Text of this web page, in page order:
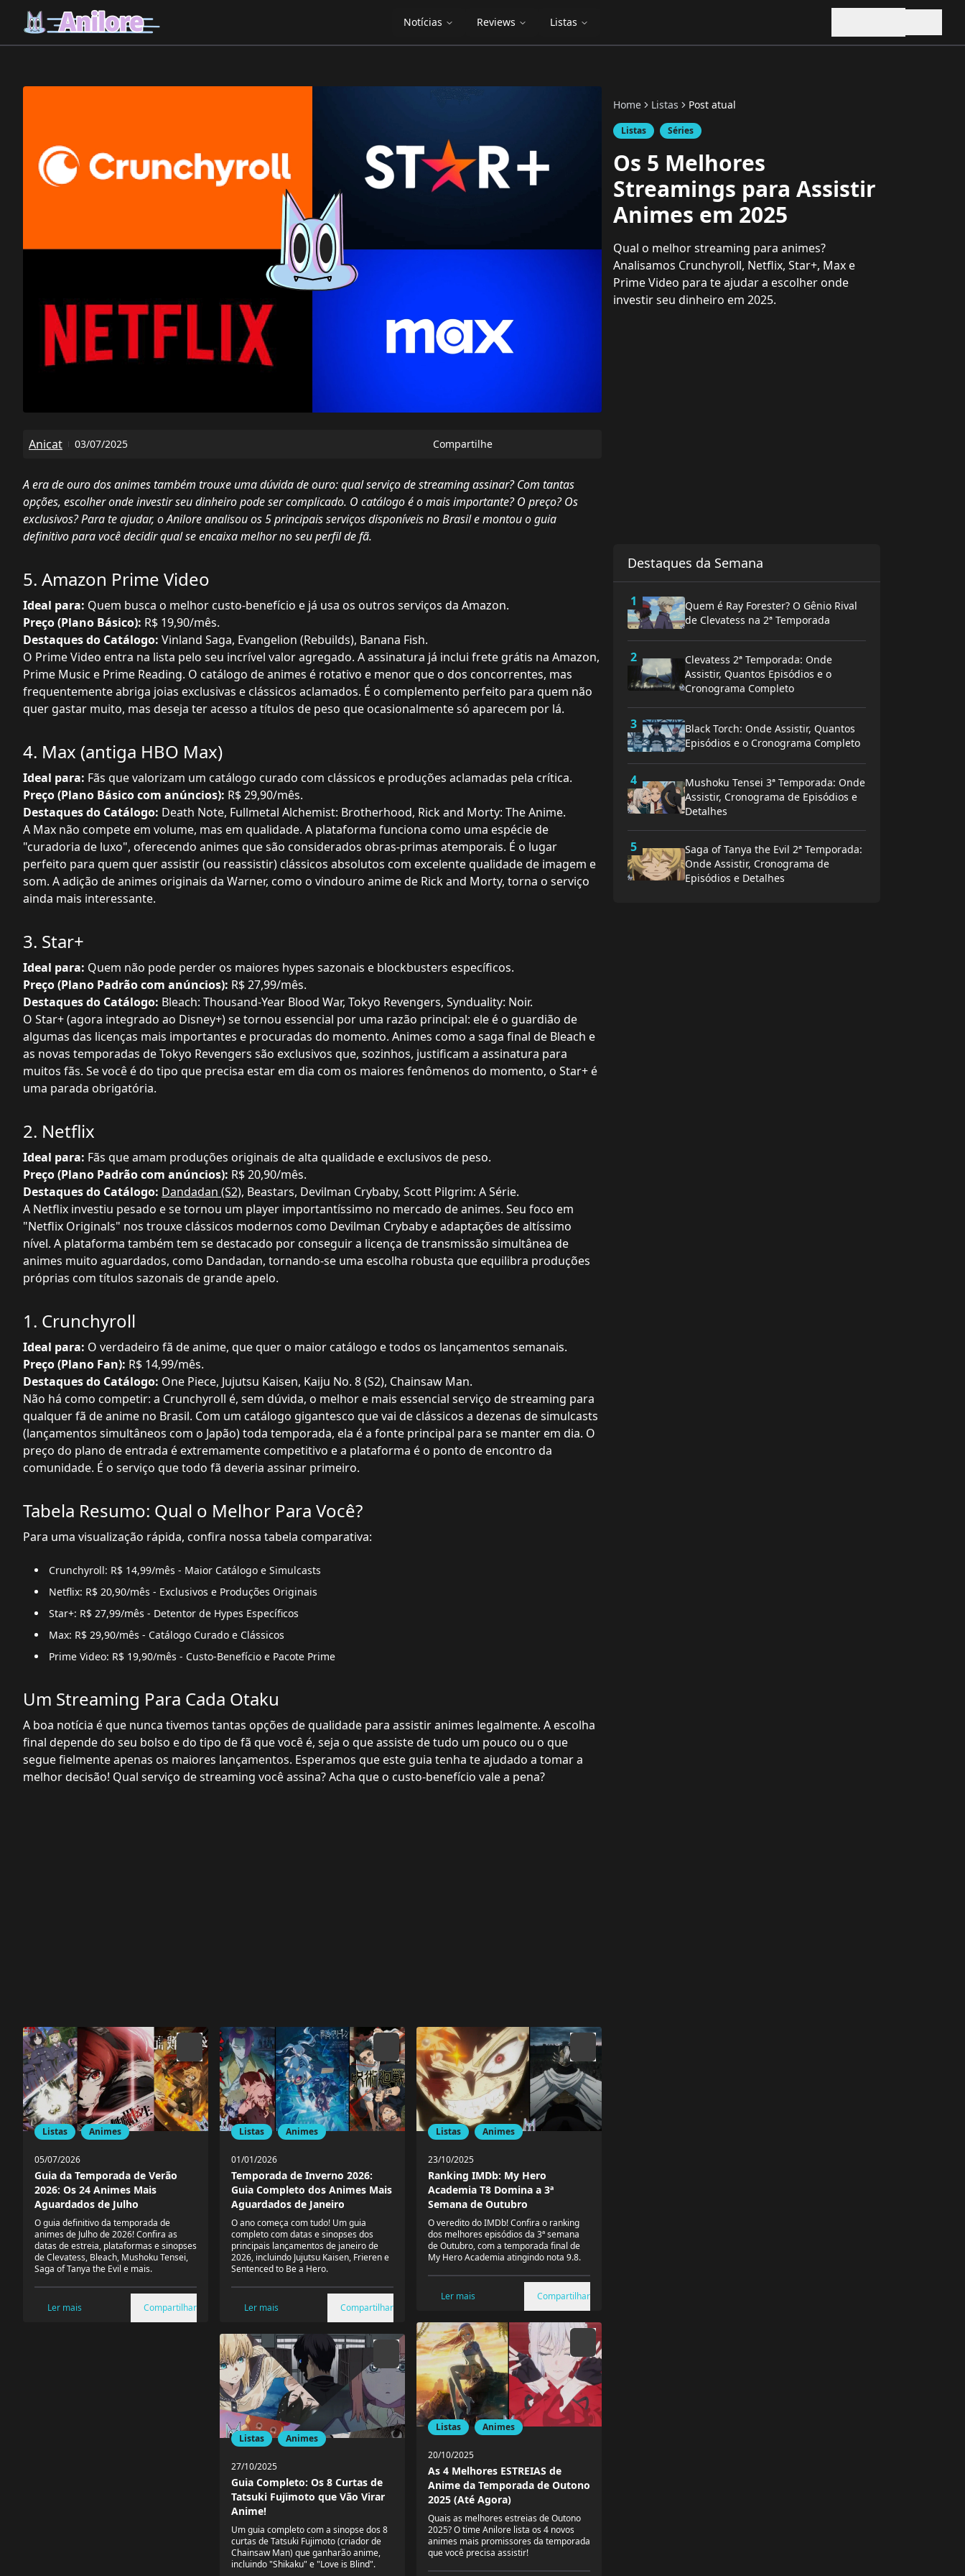
Notícias Reviews Listas
Home Listas Post atual
Listas Séries
Os 5 Melhores
Streamings para Assistir
Animes em 2025
Qual o melhor streaming para animes?
Analisamos Crunchyroll, Netflix, Star+, Max e
Prime Video para te ajudar a escolher onde
investir seu dinheiro em 2025.
Destaques da Semana
1
Quem é Ray Forester? O Gênio Rival
de Clevatess na 2ª Temporada
2
Clevatess 2ª Temporada: Onde
Assistir, Quantos Episódios e o
Cronograma Completo
3
Black Torch: Onde Assistir, Quantos
Episódios e o Cronograma Completo
4
Mushoku Tensei 3ª Temporada: Onde
Assistir, Cronograma de Episódios e
Detalhes
5
Saga of Tanya the Evil 2ª Temporada:
Onde Assistir, Cronograma de
Episódios e Detalhes
Anicat 03/07/2025 Compartilhe
A era de ouro dos animes também trouxe uma dúvida de ouro: qual serviço de streaming assinar? Com tantas
opções, escolher onde investir seu dinheiro pode ser complicado. O catálogo é o mais importante? O preço? Os
exclusivos? Para te ajudar, o Anilore analisou os 5 principais serviços disponíveis no Brasil e montou o guia
definitivo para você decidir qual se encaixa melhor no seu perfil de fã.
5. Amazon Prime Video
Ideal para: Quem busca o melhor custo-benefício e já usa os outros serviços da Amazon.
Preço (Plano Básico): R$ 19,90/mês.
Destaques do Catálogo: Vinland Saga, Evangelion (Rebuilds), Banana Fish.
O Prime Video entra na lista pelo seu incrível valor agregado. A assinatura já inclui frete grátis na Amazon,
Prime Music e Prime Reading. O catálogo de animes é rotativo e menor que o dos concorrentes, mas
frequentemente abriga joias exclusivas e clássicos aclamados. É o complemento perfeito para quem não
quer gastar muito, mas deseja ter acesso a títulos de peso que ocasionalmente só aparecem por lá.
4. Max (antiga HBO Max)
Ideal para: Fãs que valorizam um catálogo curado com clássicos e produções aclamadas pela crítica.
Preço (Plano Básico com anúncios): R$ 29,90/mês.
Destaques do Catálogo: Death Note, Fullmetal Alchemist: Brotherhood, Rick and Morty: The Anime.
A Max não compete em volume, mas em qualidade. A plataforma funciona como uma espécie de
"curadoria de luxo", oferecendo animes que são considerados obras-primas atemporais. É o lugar
perfeito para quem quer assistir (ou reassistir) clássicos absolutos com excelente qualidade de imagem e
som. A adição de animes originais da Warner, como o vindouro anime de Rick and Morty, torna o serviço
ainda mais interessante.
3. Star+
Ideal para: Quem não pode perder os maiores hypes sazonais e blockbusters específicos.
Preço (Plano Padrão com anúncios): R$ 27,99/mês.
Destaques do Catálogo: Bleach: Thousand-Year Blood War, Tokyo Revengers, Synduality: Noir.
O Star+ (agora integrado ao Disney+) se tornou essencial por uma razão principal: ele é o guardião de
algumas das licenças mais importantes e procuradas do momento. Animes como a saga final de Bleach e
as novas temporadas de Tokyo Revengers são exclusivos que, sozinhos, justificam a assinatura para
muitos fãs. Se você é do tipo que precisa estar em dia com os maiores fenômenos do momento, o Star+ é
uma parada obrigatória.
2. Netflix
Ideal para: Fãs que amam produções originais de alta qualidade e exclusivos de peso.
Preço (Plano Padrão com anúncios): R$ 20,90/mês.
Destaques do Catálogo: Dandadan (S2), Beastars, Devilman Crybaby, Scott Pilgrim: A Série.
A Netflix investiu pesado e se tornou um player importantíssimo no mercado de animes. Seu foco em
"Netflix Originals" nos trouxe clássicos modernos como Devilman Crybaby e adaptações de altíssimo
nível. A plataforma também tem se destacado por conseguir a licença de transmissão simultânea de
animes muito aguardados, como Dandadan, tornando-se uma escolha robusta que equilibra produções
próprias com títulos sazonais de grande apelo.
1. Crunchyroll
Ideal para: O verdadeiro fã de anime, que quer o maior catálogo e todos os lançamentos semanais.
Preço (Plano Fan): R$ 14,99/mês.
Destaques do Catálogo: One Piece, Jujutsu Kaisen, Kaiju No. 8 (S2), Chainsaw Man.
Não há como competir: a Crunchyroll é, sem dúvida, o melhor e mais essencial serviço de streaming para
qualquer fã de anime no Brasil. Com um catálogo gigantesco que vai de clássicos a dezenas de simulcasts
(lançamentos simultâneos com o Japão) toda temporada, ela é a fonte principal para se manter em dia. O
preço do plano de entrada é extremamente competitivo e a plataforma é o ponto de encontro da
comunidade. É o serviço que todo fã deveria assinar primeiro.
Tabela Resumo: Qual o Melhor Para Você?
Para uma visualização rápida, confira nossa tabela comparativa:
Crunchyroll: R$ 14,99/mês - Maior Catálogo e Simulcasts
Netflix: R$ 20,90/mês - Exclusivos e Produções Originais
Star+: R$ 27,99/mês - Detentor de Hypes Específicos
Max: R$ 29,90/mês - Catálogo Curado e Clássicos
Prime Video: R$ 19,90/mês - Custo-Benefício e Pacote Prime
Um Streaming Para Cada Otaku
A boa notícia é que nunca tivemos tantas opções de qualidade para assistir animes legalmente. A escolha
final depende do seu bolso e do tipo de fã que você é, seja o que assiste de tudo um pouco ou o que
segue fielmente apenas os maiores lançamentos. Esperamos que este guia tenha te ajudado a tomar a
melhor decisão! Qual serviço de streaming você assina? Acha que o custo-benefício vale a pena?
Listas Animes
05/07/2026
Guia da Temporada de Verão
2026: Os 24 Animes Mais
Aguardados de Julho
O guia definitivo da temporada de
animes de Julho de 2026! Confira as
datas de estreia, plataformas e sinopses
de Clevatess, Bleach, Mushoku Tensei,
Saga of Tanya the Evil e mais.
Ler mais Compartilhar
Listas Animes
01/01/2026
Temporada de Inverno 2026:
Guia Completo dos Animes Mais
Aguardados de Janeiro
O ano começa com tudo! Um guia
completo com datas e sinopses dos
principais lançamentos de janeiro de
2026, incluindo Jujutsu Kaisen, Frieren e
Sentenced to Be a Hero.
Ler mais Compartilhar
Listas Animes
27/10/2025
Guia Completo: Os 8 Curtas de
Tatsuki Fujimoto que Vão Virar
Anime!
Um guia completo com a sinopse dos 8
curtas de Tatsuki Fujimoto (criador de
Chainsaw Man) que ganharão anime,
incluindo "Shikaku" e "Love is Blind".
Listas Animes
23/10/2025
Ranking IMDb: My Hero
Academia T8 Domina a 3ª
Semana de Outubro
O veredito do IMDb! Confira o ranking
dos melhores episódios da 3ª semana
de Outubro, com a temporada final de
My Hero Academia atingindo nota 9.8.
Ler mais Compartilhar
Listas Animes
20/10/2025
As 4 Melhores ESTREIAS de
Anime da Temporada de Outono
2025 (Até Agora)
Quais as melhores estreias de Outono
2025? O time Anilore lista os 4 novos
animes mais promissores da temporada
que você precisa assistir!